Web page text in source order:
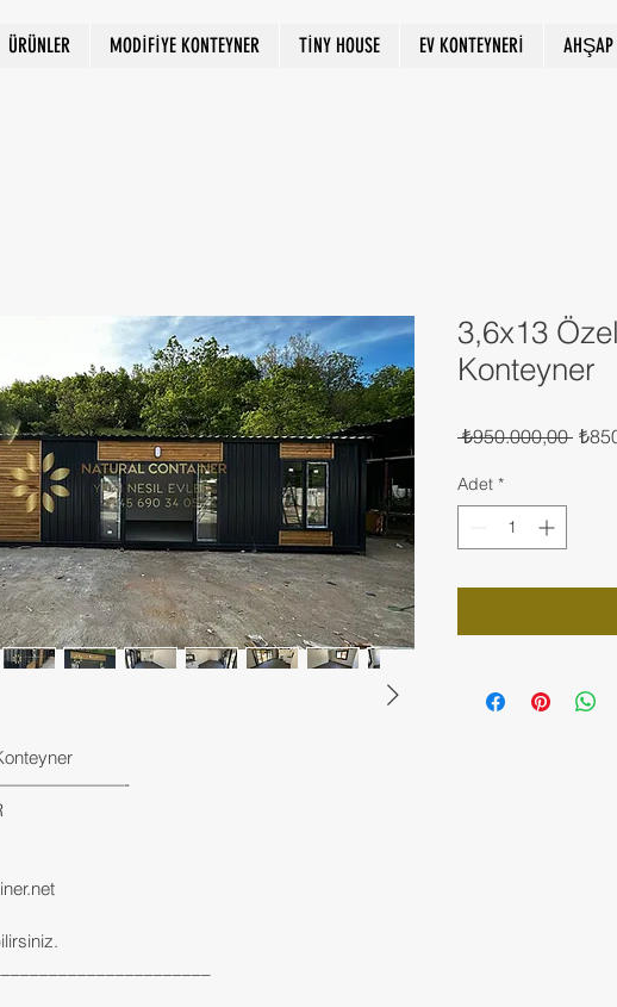
ÜRÜNLER MODİFİYE KONTEYNER TİNY HOUSE EV KONTEYNERİ AHŞAP
3,6x13
Konteyner
₺950.000,00
Adet *